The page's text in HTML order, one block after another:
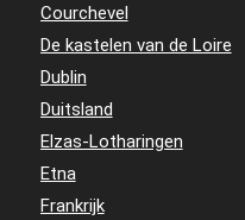
Courchevel
De kastelen van de Loire
Dublin
Duitsland
Elzas-Lotharingen
Etna
Frankrijk